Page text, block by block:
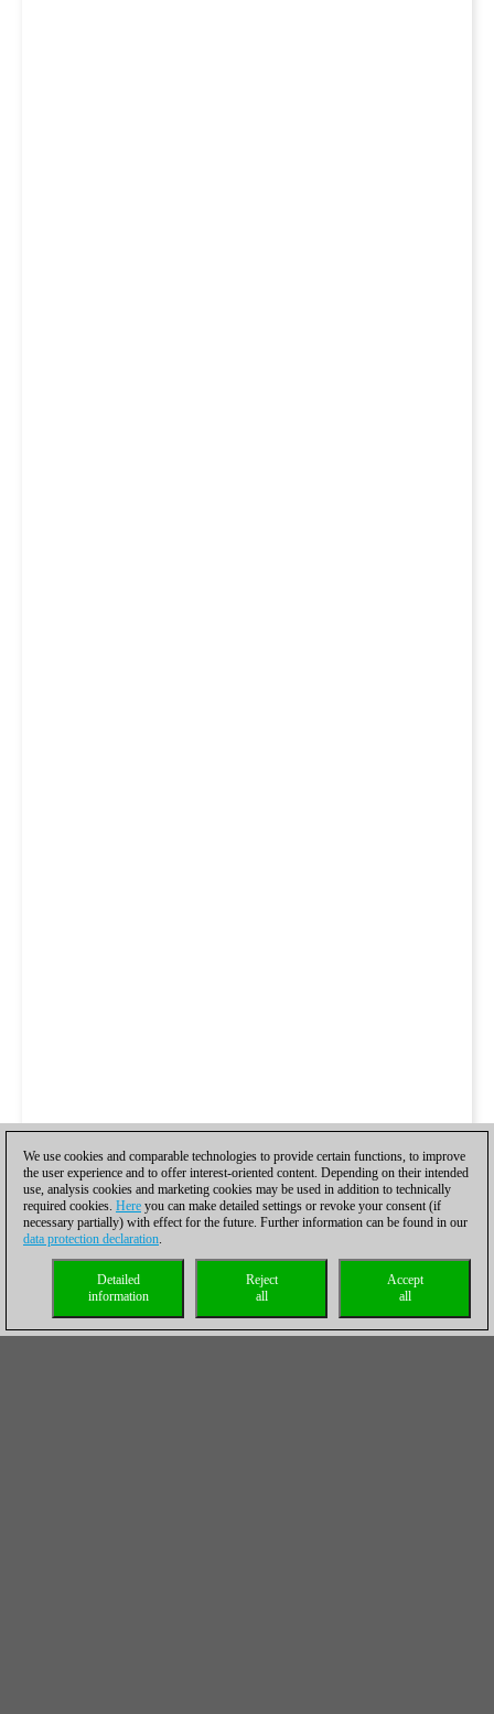
We use cookies and comparable technologies to provide certain functions, to improve
the user experience and to offer interest-oriented content. Depending on their intended
use, analysis cookies and marketing cookies may be used in addition to technically
required cookies. Here you can make detailed settings or revoke your consent (if
necessary partially) with effect for the future. Further information can be found in our
data protection declaration.
Accept
all
Reject
all
Detailed
information